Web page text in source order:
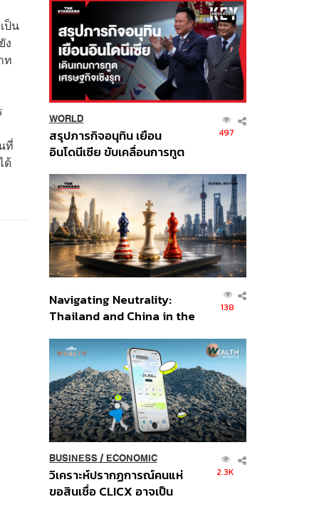
ป็น
ง
ท
ที่
ด้
WORLD
สรุปภารกิจอนุทิน เยือน
อินโดนีเซีย ขับเคลื่อนการทูต
ส่วนยุทธศาสตร์ไทย –
อินโดนีเซีย
497
Navigating Neutrality:
Thailand and China in the
Order
138
BUSINESS/ ECONOMIC
วิเคราะห์ปรากฏการณ์คนแห่
ขอสินเชื่อ CLICX อาจเป็น
2.3K